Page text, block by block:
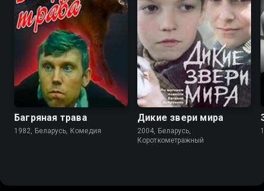
Багряная трава
1982, Беларусь, Комедия
Дикие звери мира
2004, Беларусь,
Короткометражный